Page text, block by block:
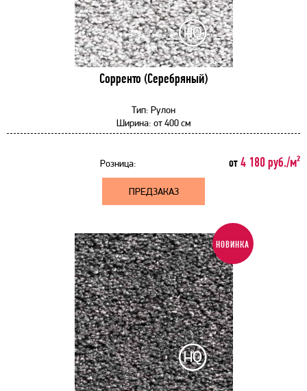
Сорренто (Серебряный)
Тип: Рулон
Ширина: от400 см
Розница: от4 180 руб./м²
ПРЕДЗАКАЗ
НОВИНКА